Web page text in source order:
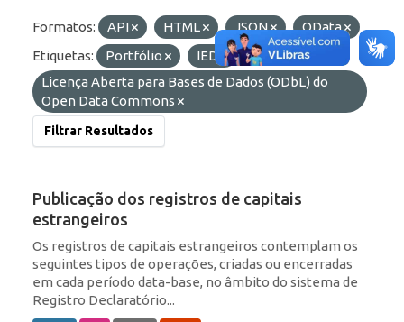
Formatos: API HTML JSON
OData
Etiquetas:
Portfólio IED
Licenças:
Licença Aberta para Bases de Dados (ODbL) do
Open Data Commons
Filtrar Resultados
Publicação dos registros de capitais
estrangeiros
Os registros de capitais estrangeiros contemplam os
seguintes tipos de operações, criadas ou encerradas
em cada período data-base, no âmbito do sistema de
Registro Declaratório...